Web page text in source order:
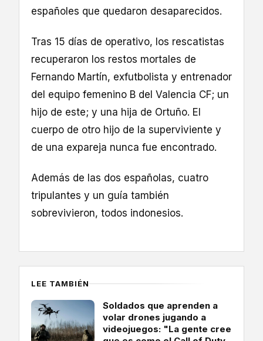
españoles que quedaron desaparecidos.
Tras 15 días de operativo, los rescatistas
recuperaron los restos mortales de
Fernando Martín, exfutbolista y entrenador
del equipo femenino B del Valencia CF; un
hijo de este; y una hija de Ortuño. El
cuerpo de otro hijo de la superviviente y
de una expareja nunca fue encontrado.
Además de las dos españolas, cuatro
tripulantes y un guía también
sobrevivieron, todos indonesios.
LEE TAMBIÉN
Soldados que aprenden a
volar drones jugando a
videojuegos: "La gente cree